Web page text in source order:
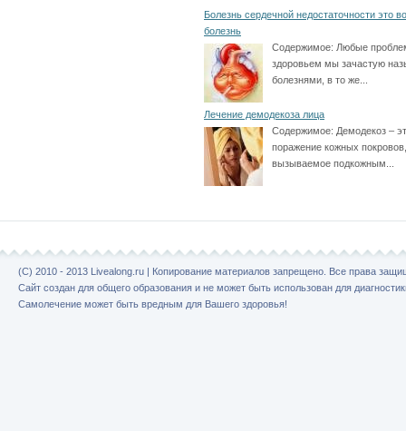
Болезнь сердечной недостаточности это
болезнь
Содержимое: Любые
здоровьем мы зачастую
болезнями, в то же...
Лечение демодекоза лица
Содержимое: Демодекоз –
поражение кожных покровов,
вызываемое подкожным...
(C) 2010 - 2013 Livealong.ru | Копирование материалов запрещено. Все права
Сайт создан для общего образования и не может быть использован для
Самолечение может быть вредным для Вашего здоровья!